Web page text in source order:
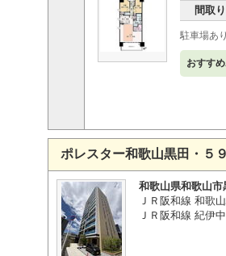
間取り
駐車場あり
おすす
ポレスター和歌山黒田・５
和歌山県和歌山市
ＪＲ阪和線 和歌
ＪＲ阪和線 紀伊